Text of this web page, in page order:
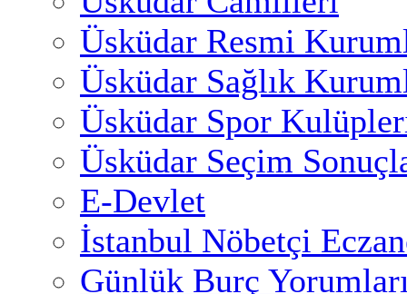
Üsküdar Resmi
Üsküdar Sağlık
Üsküdar Spor
Üsküdar Seçim
E-Devlet
İstanbul Nöbetçi
Günlük Burç